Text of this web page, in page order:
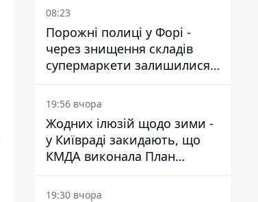
08:23
Порожні полиці у Форі -
через знищення складів
супермаркети залишилися
без асортименту
19:56 вчора
Жодних ілюзій щодо зими -
у Київраді закидають, що
КМДА виконала План
стійкості на 20%
19:30 вчора